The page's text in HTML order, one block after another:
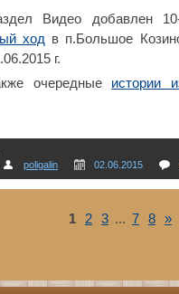
Видео добавлен
ход в п.Большое
г.
очередные истории
poligalin 02.06.2015
1 2 3 ... 7 8 »